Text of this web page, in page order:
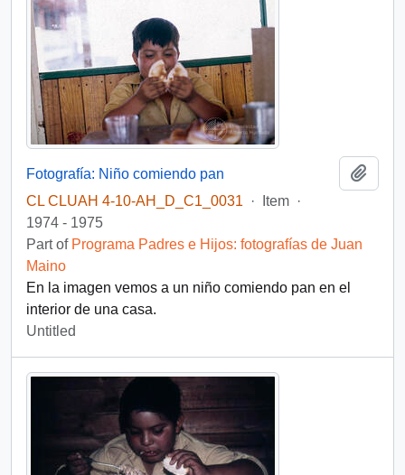
Fotografía: Niño comiendo pan
CL CLUAH 4-10-AH_D_C1_0031
· Item ·
1974 - 1975
Part of Programa Padres e Hijos: fotografías de Juan
Maino
En la imagen vemos a un niño comiendo pan en el
interior de una casa.
Untitled